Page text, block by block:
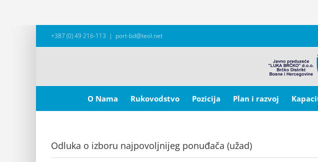
+387 (0) 49 216-113 | port-bd@teol.net
for:
O Nama
Rukovodstvo Pozicija Plan i razvoj
Odluka o izboru najpovoljnijeg ponuđača (užad)